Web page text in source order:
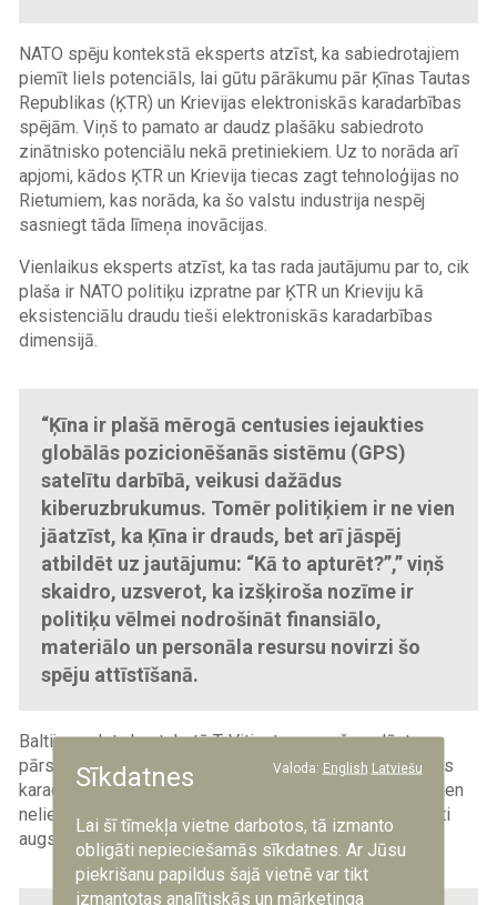
NATO spēju kontekstā eksperts atzīst, ka sabiedrotajiem
piemīt liels potenciāls, lai gūtu pārākumu pār Ķīnas Tautas
Republikas (ĶTR) un Krievijas elektroniskās karadarbības
spējām. Viņš to pamato ar daudz plašāku sabiedroto
zinātnisko potenciālu nekā pretiniekiem. Uz to norāda arī
apjomi, kādos ĶTR un Krievija tiecas zagt tehnoloģijas no
Rietumiem, kas norāda, ka šo valstu industrija nespēj
sasniegt tāda līmeņa inovācijas.
Vienlaikus eksperts atzīst, ka tas rada jautājumu par to, cik
plaša ir NATO politiķu izpratne par ĶTR un Krieviju kā
eksistenciālu draudu tieši elektroniskās karadarbības
dimensijā.
“Ķīna ir plašā mērogā centusies iejaukties
globālās pozicionēšanās sistēmu (GPS)
satelītu darbībā, veikusi dažādus
kiberuzbrukumus. Tomēr politiķiem ir ne vien
jāatzīst, ka Ķīna ir drauds, bet arī jāspēj
atbildēt uz jautājumu: “Kā to apturēt?”,” viņš
skaidro, uzsverot, ka izšķiroša nozīme ir
politiķu vēlmei nodrošināt finansiālo,
materiālo un personāla resursu novirzi šo
spēju attīstīšanā.
Baltijas valstu kontekstā T. Vitingtons pauž neslēptu
pārsteigumu par visu trīs valstu sniegumu elektroniskās
karadarbības jomā. Viņaprāt, NATO dalībvalstu vidū ir vien
neliels skaits valstu, kas spētu noturēties pret konstanti
augsta līmeņa elektroniskās karadarbības draudiem.
Sīkdatnes Valoda: English Latviešu
Lai šī tīmekļa vietne darbotos, tā izmanto
obligāti nepieciešamās sīkdatnes. Ar Jūsu
piekrišanu papildus šajā vietnē var tikt
izmantotas analītiskās un mārketinga